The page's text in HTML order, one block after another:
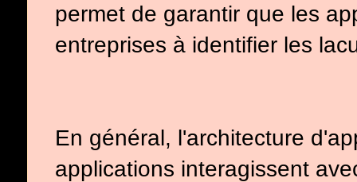
permet de garantir que les
entreprises à identifier les
En général, l'architecture
applications interagissent